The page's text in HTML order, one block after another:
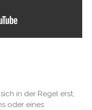
in der Regel erst,
oder eines